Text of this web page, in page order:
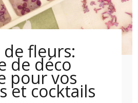
de fleurs:
de déco
pour vos
et cocktails